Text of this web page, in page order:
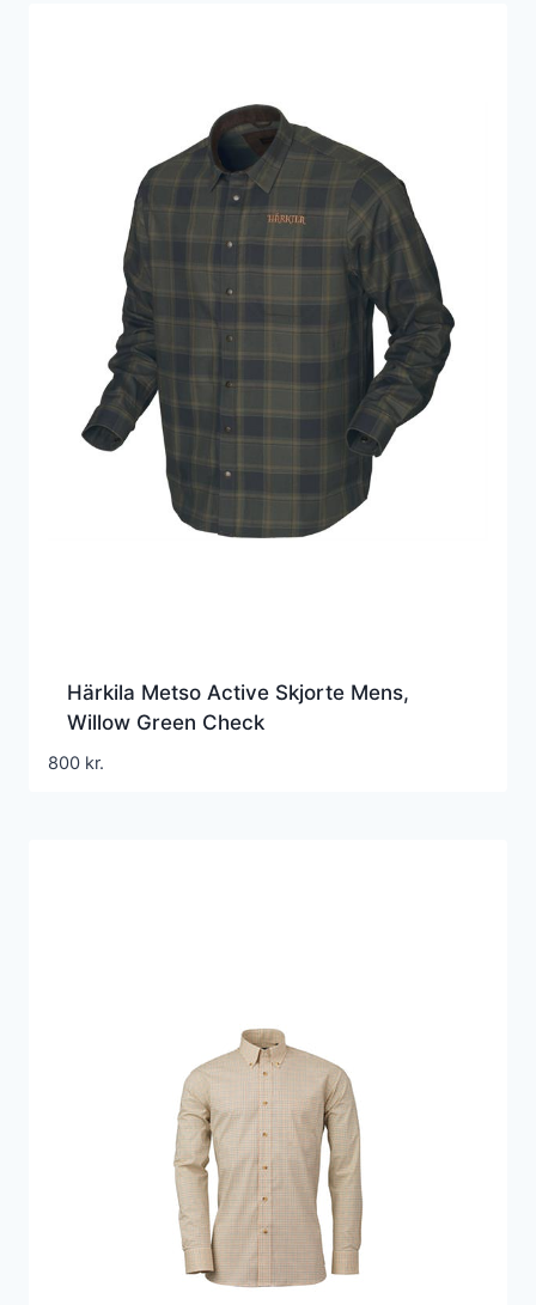
Härkila Metso Active Skjorte Mens,
Willow Green Check
800 kr.